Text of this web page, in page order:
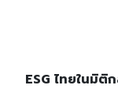
ESG ไทยในมิ